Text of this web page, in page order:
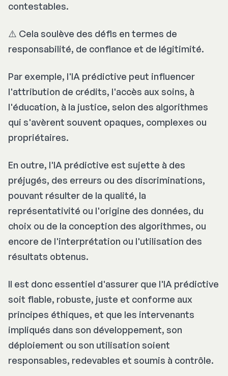
contestables.
⚠️ Cela soulève des défis en termes de
responsabilité, de confiance et de légitimité.
Par exemple, l'IA prédictive peut influencer
l'attribution de crédits, l'accès aux soins, à
l'éducation, à la justice, selon des algorithmes
qui s'avèrent souvent opaques, complexes ou
propriétaires.
En outre, l'IA prédictive est sujette à des
préjugés, des erreurs ou des discriminations,
pouvant résulter de la qualité, la
représentativité ou l'origine des données, du
choix ou de la conception des algorithmes, ou
encore de l'interprétation ou l'utilisation des
résultats obtenus.
Il est donc essentiel d'assurer que l'IA prédictive
soit fiable, robuste, juste et conforme aux
principes éthiques, et que les intervenants
impliqués dans son développement, son
déploiement ou son utilisation soient
responsables, redevables et soumis à contrôle.